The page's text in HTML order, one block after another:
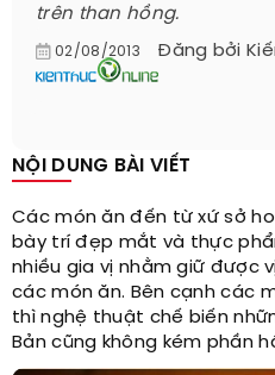
trên than hồng.
02/08/2013 Đăng bởi
NỘI DUNG BÀI VIẾT
Các món ăn đến từ xứ sở
bày trí đẹp mắt và thực
nhiều gia vị nhằm giữ được
các món ăn. Bên cạnh các
thì nghệ thuật chế biến
Bản cũng không kém phần